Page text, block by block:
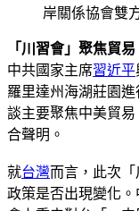
岸關係協會雙
「川習會」聚焦貿
中共國家主席習近平
羅里達州海湖莊園
談主要聚焦中美貿
合聲明。
就台灣而言，此次
政策是否出現變化